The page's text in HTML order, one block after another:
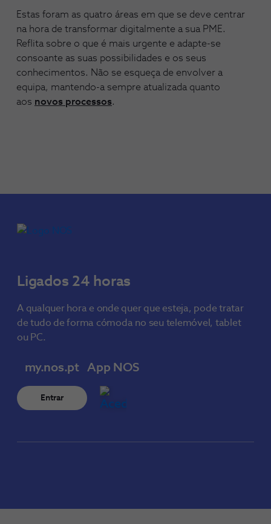
Estas foram as quatro áreas em que se deve centrar
na hora de transformar digitalmente a sua PME.
Reflita sobre o que é mais urgente e adapte-se
consoante as suas possibilidades e os seus
conhecimentos. Não se esqueça de envolver a
equipa, mantendo-a sempre atualizada quanto
aos novos processos.
Ligados 24 horas
A qualquer hora e onde quer que esteja, pode tratar
de tudo de forma cómoda no seu telemóvel, tablet
ou PC.
my.nos.pt
Entrar
App NOS